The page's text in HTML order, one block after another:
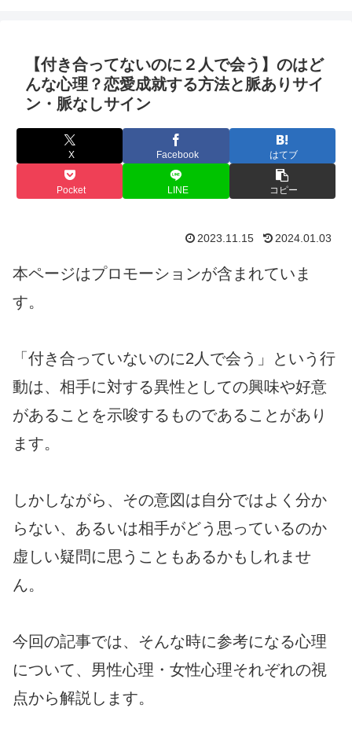
【付き合ってないのに２人で会う】のはど
んな心理？恋愛成就する方法と脈ありサイ
ン・脈なしサイン
X Facebook はてブ
Pocket LINE コピー
2023.11.15 2024.01.03
本ページはプロモーションが含まれていま
す。
「付き合っていないのに2人で会う」という行
動は、相手に対する異性としての興味や好意
があることを示唆するものであることがあり
ます。
しかしながら、その意図は自分ではよく分か
らない、あるいは相手がどう思っているのか
虚しい疑問に思うこともあるかもしれませ
ん。
今回の記事では、そんな時に参考になる心理
について、男性心理・女性心理それぞれの視
点から解説します。